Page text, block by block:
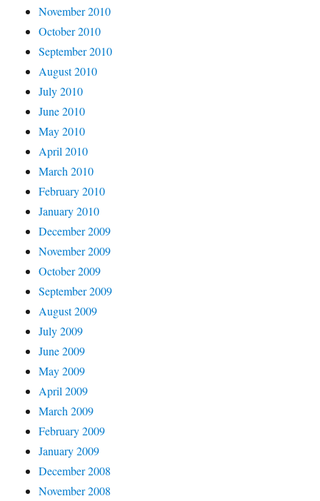
November 2010
October 2010
September 2010
August 2010
July 2010
June 2010
May 2010
April 2010
March 2010
February 2010
January 2010
December 2009
November 2009
October 2009
September 2009
August 2009
July 2009
June 2009
May 2009
April 2009
March 2009
February 2009
January 2009
December 2008
November 2008